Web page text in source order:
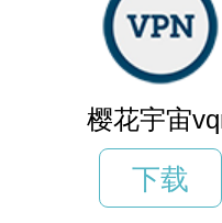
樱花宇宙
下载